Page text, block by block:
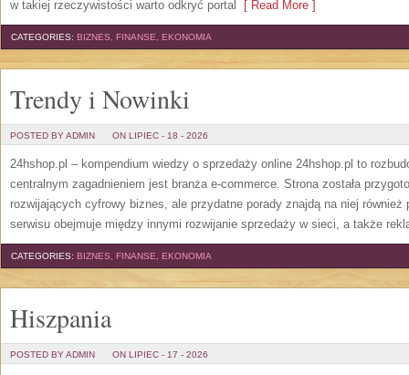
w takiej rzeczywistości warto odkryć portal
[ Read More ]
CATEGORIES: BIZNES, FINANSE, EKONOMIA
Trendy i Nowinki
POSTED BY ADMIN ON LIPIEC - 18 - 2026
24hshop.pl – kompendium wiedzy o sprzedaży online 24hshop.pl to
centralnym zagadnieniem jest branża e-commerce. Strona została
rozwijających cyfrowy biznes, ale przydatne porady znajdą na niej
serwisu obejmuje między innymi rozwijanie sprzedaży w sieci, a także
CATEGORIES: BIZNES, FINANSE, EKONOMIA
Hiszpania
POSTED BY ADMIN ON LIPIEC - 17 - 2026